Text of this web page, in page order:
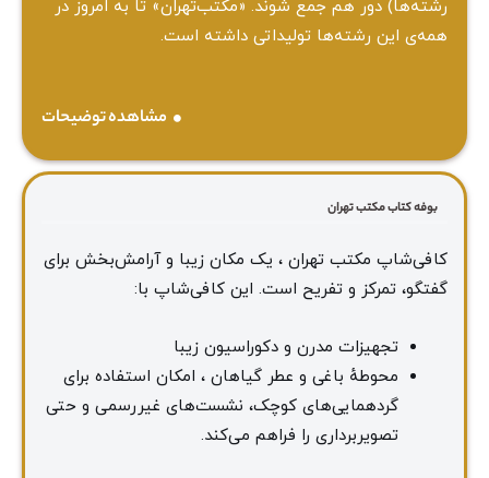
رشته‌ها) دور هم جمع شوند. «مکتب‌تهران» تا به امروز در
همه‌ی این رشته‌ها تولیداتی داشته است.
مشاهده توضیحات
بوفه کتاب مکتب تهران
کافی‌شاپ مکتب تهران ، یک مکان زیبا و آرامش‌بخش برای
گفتگو، تمرکز و تفریح است. این کافی‌شاپ با:
تجهیزات مدرن و دکوراسیون زیبا
محوطهٔ باغی و عطر گیاهان ، امکان استفاده برای
گردهمایی‌های کوچک، نشست‌های غیررسمی و حتی
تصویربرداری را فراهم می‌کند.